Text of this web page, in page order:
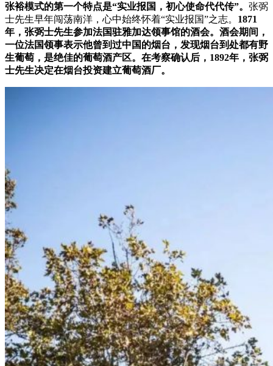
张裕模式的第一个特点是“实业报国，初心使命代代传”。 张弼
士先生早年闯荡南洋，心中始终怀着“实业报国”之志。 1871
年，张弼士先生参加法国驻雅加达领事馆的酒会。酒会期间，
一位法国领事表示他曾到过中国的烟台，发现烟台到处都有野
生葡萄，是绝佳的葡萄酒产区。在考察确认后，1892年，张弼
士先生决定在烟台投资建立葡萄酒厂。